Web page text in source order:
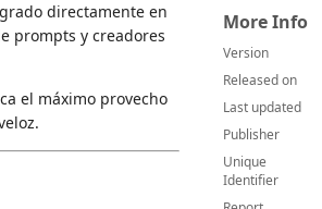
directamente en
prompts y creadores
el máximo provecho
More Info
Version
Released on
Last updated
Publisher
Unique
Identifier